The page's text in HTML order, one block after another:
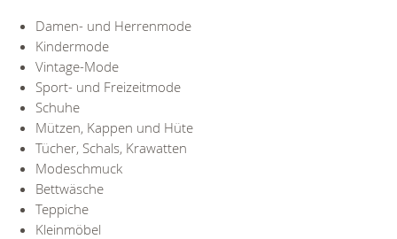
Damen- und Herrenmode
Kindermode
Vintage-Mode
Sport- und Freizeitmode
Schuhe
Mützen, Kappen und Hüte
Tücher, Schals, Krawatten
Modeschmuck
Bettwäsche
Teppiche
Kleinmöbel